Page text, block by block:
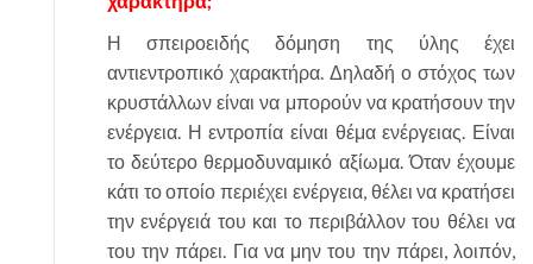
Η σπειροειδής δόμηση της ύλης έχει
αντιεντροπικό χαρακτήρα. Δηλαδή ο στόχος των
κρυστάλλων είναι να μπορούν να κρατήσουν την
ενέργεια. Η εντροπία είναι θέμα ενέργειας. Είναι
το δεύτερο θερμοδυναμικό αξίωμα. Όταν έχουμε
κάτι το οποίο περιέχει ενέργεια, θέλει να κρατήσει
την ενέργειά του και το περιβάλλον του θέλει να
του την πάρει. Για να μην του την πάρει, λοιπόν,